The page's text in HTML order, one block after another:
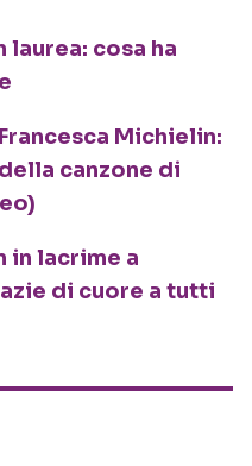
laurea: cosa ha
Michielin:
canzone di
in lacrime a
di cuore a tutti